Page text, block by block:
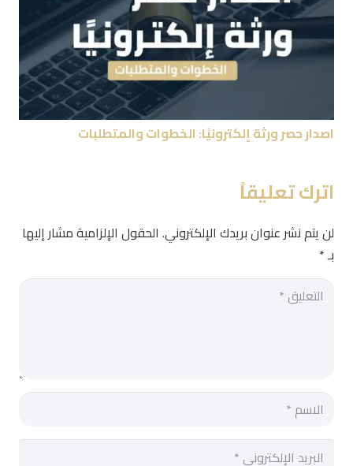
اصدار حصر ورثة إلكترونيًا: الخطوات والمتطلبات
اترك تعليقاً
لن يتم نشر عنوان بريدك الإلكتروني. الحقول الإلزامية مشار إليها
بـ*